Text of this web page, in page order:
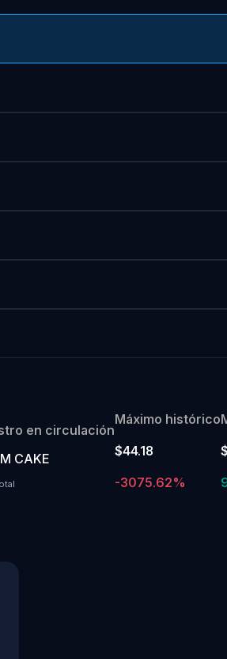
en circulación
CAKE
Máximo histórico
$44.18
-3075.62%